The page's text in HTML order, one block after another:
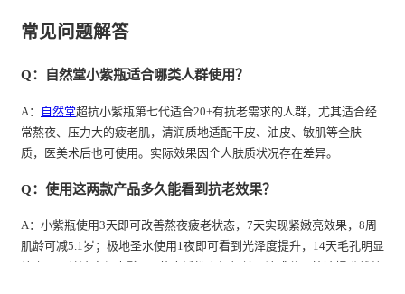
常见问题解答
Q：自然堂小紫瓶适合哪类人群使用？
A： 自然堂超抗小紫瓶第七代适合20+有抗老需求的人群，尤其适合经
常熬夜、压力大的疲老肌，清润质地适配干皮、油皮、敏肌等全肤
质，医美术后也可使用。实际效果因个人肤质状况存在差异。
Q：使用这两款产品多久能看到抗老效果？
A：小紫瓶使用3天即可改善熬夜疲老状态，7天实现紧嫩亮效果，8周
肌龄可减5.1岁；极地圣水使用1夜即可看到光泽度提升，14天毛孔明显
缩小。见效速度与喜默因®的高活性密切相关，该成分可快速提升线粒